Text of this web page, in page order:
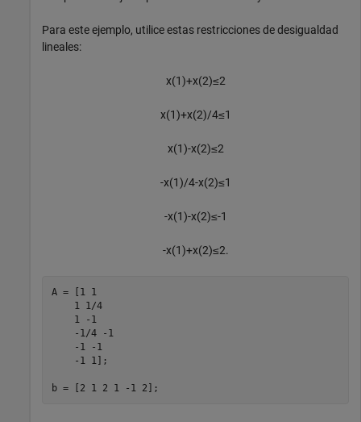
Para este ejemplo, utilice estas restricciones de desigualdad
lineales:
x(1)+x(2)≤2
x(1)+x(2)/4≤1
x(1)-x(2)≤2
-x(1)/4-x(2)≤1
-x(1)-x(2)≤-1
-x(1)+x(2)≤2.
A = [1 1
    1 1/4
    1 -1
    -1/4 -1
    -1 -1
    -1 1];
b = [2 1 2 1 -1 2];